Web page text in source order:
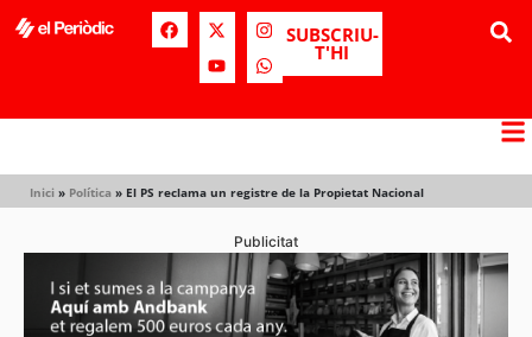
SUBSCRIU-
T'HI
Inici » Política » El PS reclama un registre de la Propietat Nacional
Publicitat